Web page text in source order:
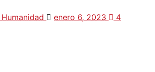
enero 6, 2023 4